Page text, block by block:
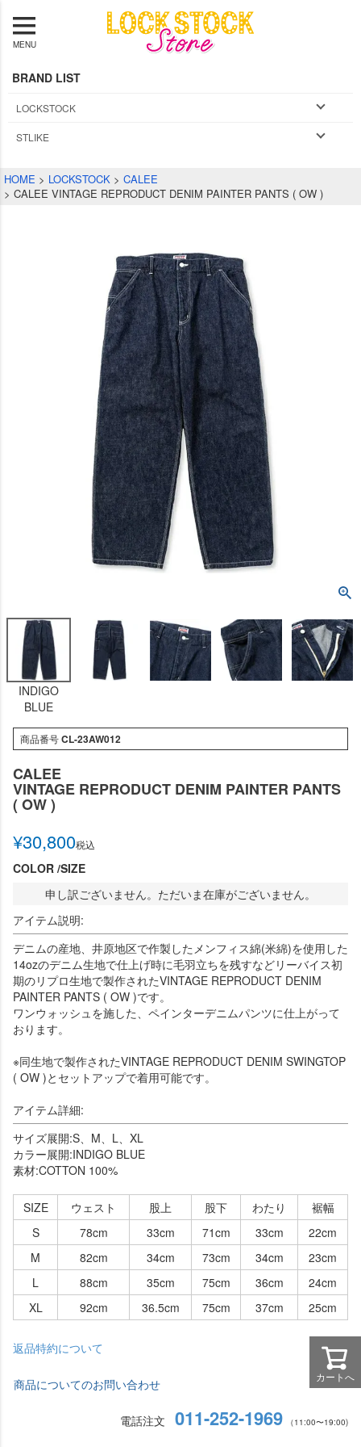
MENU
BRAND LIST
LOCKSTOCK
STLIKE
HOME LOCKSTOCK
CALEE
CALEE VINTAGE REPRODUCT DENIM PAINTER PANTS ( OW )
INDIGO
BLUE
商品番号CL-23AW012
CALEE
VINTAGE REPRODUCT DENIM PAINTER PANTS
( OW )
¥30,800税込
COLOR SIZE
申し訳ございません。ただいま在庫がございません。
アイテム説明:
デニムの産地、井原地区で作製したメンフィス綿(米綿)を使用した
14ozのデニム生地で仕上げ時に毛羽立ちを残すなどリーバイス初
期のリプロ生地で製作されたVINTAGE REPRODUCT DENIM
PAINTER PANTS ( OW )です。
ワンウォッシュを施した、ペインターデニムパンツに仕上がって
おります。
※同生地で製作されたVINTAGE REPRODUCT DENIM SWINGTOP
( OW )とセットアップで着用可能です。
アイテム詳細:
サイズ展開:S、M、L、XL
カラー展開:INDIGO BLUE
素材:COTTON 100%
SIZE ウェスト 股上 股下 わたり
裾幅
S
78cm 33cm 71cm 33cm
22cm
M
82cm 34cm 73cm 34cm
23cm
L
88cm 35cm 75cm 36cm
24cm
XL
92cm 36.5cm 75cm 37cm 25cm
返品特約について
商品についてのお問い合わせ
電話注文 011-252-1969 （11:00〜19:00)
カートへ